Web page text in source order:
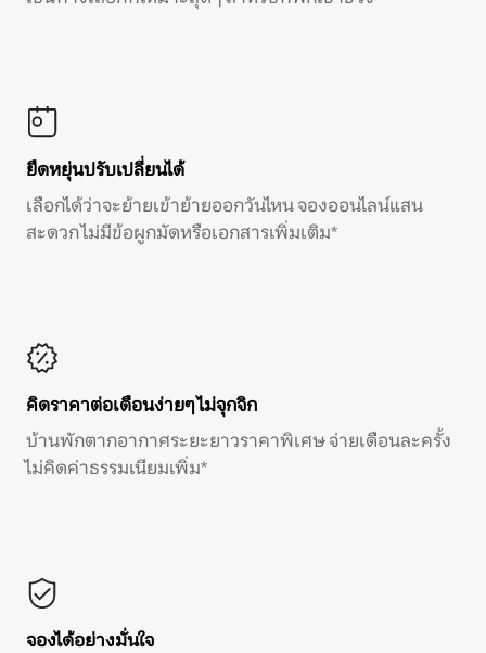
ยืดหยุ่นปรับเปลี่ยนได้
เลือกได้ว่าจะย้ายเข้าย้ายออกวันไหน จองออนไลน์แสน
สะดวก ไม่มีข้อผูกมัดหรือเอกสารเพิ่มเติม*
คิดราคาต่อเดือนง่ายๆ ไม่จุกจิก
บ้านพักตากอากาศระยะยาวราคาพิเศษ จ่ายเดือนละครั้ง
ไม่คิดค่าธรรมเนียมเพิ่ม*
จองได้อย่างมั่นใจ